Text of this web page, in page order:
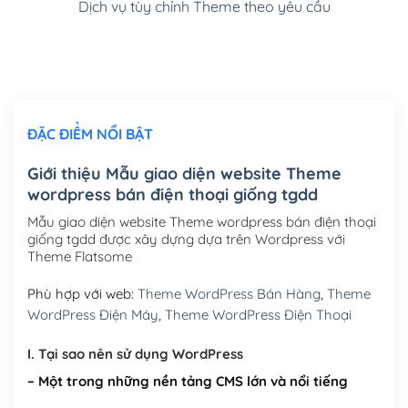
Cài đặt SMTP Mail cho site Wordpress(+100,000₫)
Mua thêm Host + Tên miền
Tên miền quốc tế .com .net .org (1 năm)
Tên miền Việt Nam .vn (1 năm)(+550,000₫)
Hosting 2GB SSD (1 năm)(+450,000₫)
Hosting 5GB SSD (1 năm) (+650,000₫)
Dịch vụ tùy chỉnh Theme theo yêu cầu
ĐẶC ĐIỂM NỔI BẬT
Giới thiệu Mẫu giao diện website Theme
wordpress bán điện thoại giống tgdd
Mẫu giao diện website Theme wordpress bán điện thoại
giống tgdd được xây dựng dựa trên Wordpress với
Theme Flatsome
Phù hợp với web: Theme WordPress Bán Hàng, Theme
WordPress Điện Máy, Theme WordPress Điện Thoại
I. Tại sao nên sử dụng WordPress
– Một trong những nền tảng CMS lớn và nổi tiếng